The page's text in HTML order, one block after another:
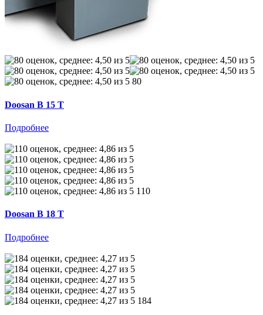
80
Doosan B 15 T
Подробнее
110
Doosan B 18 T
Подробнее
184